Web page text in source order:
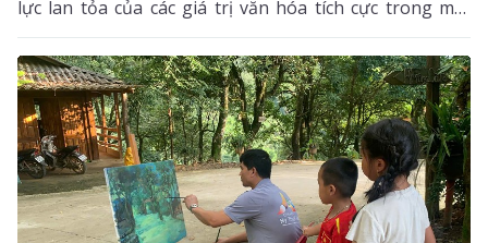
lực lan tỏa của các giá trị văn hóa tích cực trong môi
trường số chưa theo kịp tốc độ phát triển của các nền
tảng và nội dung số”. Đây là điểm nghẽn đang cản trở
quá trình chuyển hóa văn hóa thành nguồn lực nội
sinh, sức mạnh mềm và động lực phát triển đất nước.